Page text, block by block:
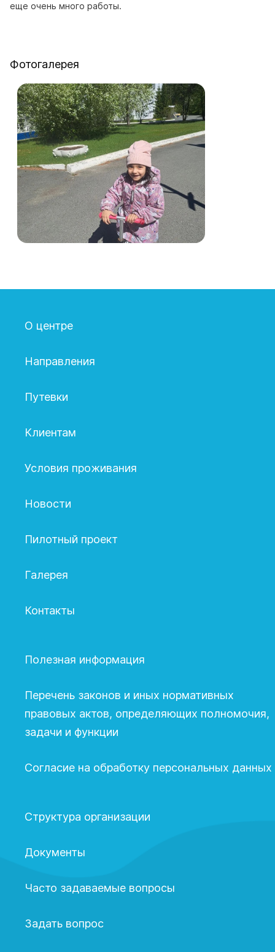
еще очень много работы.
Фотогалерея
О центре
Направления
Путевки
Клиентам
Условия проживания
Новости
Пилотный проект
Галерея
Контакты
Полезная информация
Перечень законов и иных нормативных
правовых актов, определяющих полномочия,
задачи и функции
Согласие на обработку персональных данных
Структура организации
Документы
Часто задаваемые вопросы
Задать вопрос